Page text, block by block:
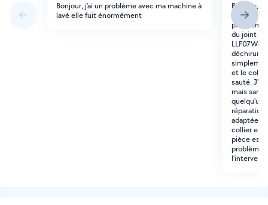
Bonjour, j'ai un problème avec ma machine à
lavé elle fuit énormément
Bonjour,
personne
pour
du joint
déchirure
et le
sauté. J'ai
mais sans
quelqu'un
réparation
adaptée)
collier en
pièce est
problème